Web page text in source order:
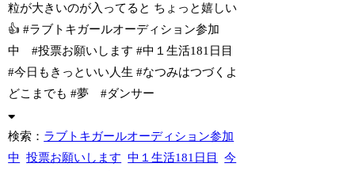
粒が大きいのが入ってると ちょっと嬉しい
👍 #ラブトキガールオーディション参加
中 #投票お願いします #中１生活181日目
#今日もきっといい人生 #なつみはつづくよ
どこまでも #夢 #ダンサー
検索： ラブトキガールオーディション参加
中
投票お願いします 中１生活181日目
今